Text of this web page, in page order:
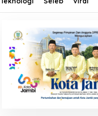
Tim Propam Mabes Polri
Turun ke Jambi, Dalami
Dugaan Penipuan
Rekrutmen Polri